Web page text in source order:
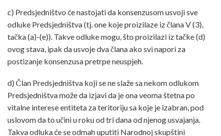
c) Predsjedništvo će nastojati da konsenzusom usvoji sve
odluke Predsjedništva (tj. one koje proizilaze iz člana V (3),
tačka (a)-(e)). Takve odluke mogu, što proizilazi iz tačke (d)
ovog stava, ipak da usvoje dva člana ako svi napori za
postizanje konsenzusa pretrpe neuspjeh.
d) Član Predsjedništva koji se ne slaže sa nekom odlukom
Predsjedništva može da izjavi da je ona veoma štetna po
vitalne interese entiteta za teritoriju sa koje je izabran, pod
uslovom da to učini u roku od tri dana od njenog usvajanja.
Takva odluka će se odmah uputiti Narodnoj skupštini